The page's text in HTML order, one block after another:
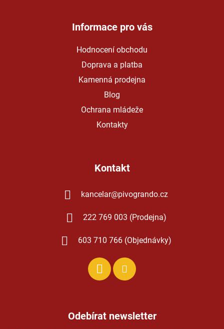
Informace pro vás
Hodnocení obchodu
Doprava a platba
Kamenná prodejna
Blog
Ochrana mládeže
Kontakty
Kontakt
kancelar@pivogrando.cz
222 769 003 (Prodejna)
603 710 766 (Objednávky)
Odebírat newsletter